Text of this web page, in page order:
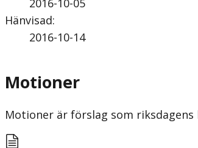
Hänvisad:
2016-10-14
Motioner
Motioner är förslag som